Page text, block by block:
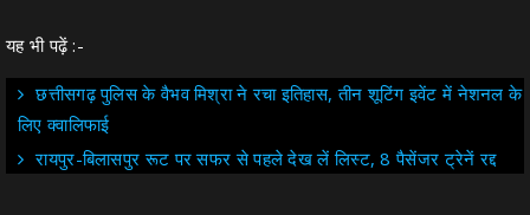
यह भी पढ़ें :-
छत्तीसगढ़ पुलिस के वैभव मिश्रा ने रचा इतिहास, तीन शूटिंग इवेंट में नेशनल के
लिए क्वालिफाई
रायपुर-बिलासपुर रूट पर सफर से पहले देख लें लिस्ट, 8 पैसेंजर ट्रेनें रद्द